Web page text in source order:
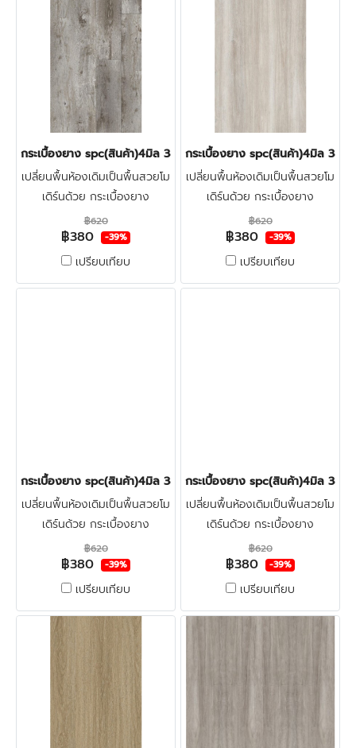
กระเบื้องยาง spc(สินค้า)4มิล 380บาท/ตร.ม. LT-COTTO LUDO
เปลี่ยนพื้นห้องเดิมเป็นพื้นสวยโม
เดิร์นด้วย กระเบื้องยาง
ลายไม้spc4มิล LT-COTTO ทำ
จากไวนิลผสมหิน แข็งแรงผิวหน้า
เคลือบชั้นกันรอย ทนน้ำกัน
฿620
฿380 -39%
เปรียบเทียบ
กระเบื้องยาง spc(สินค้า)4มิล 380
เปลี่ยนพื้นห้องเดิมเป็นพื้นสวยโม
เดิร์นด้วย กระเบื้องยาง
ลายไม้spc4มิล LT-COTTO ทำ
จากไวนิลผสมหิน แข็งแรงผิวหน้า
เคลือบชั้นกันรอย ทนน้ำกัน
฿620
฿380 -39%
เปรียบเทียบ
กระเบื้องยาง spc(สินค้า)4มิล 380บาท/ตร.ม LT-COTTO LACIA
เปลี่ยนพื้นห้องเดิมเป็นพื้นสวยโม
เดิร์นด้วย กระเบื้องยาง
ลายไม้spc4มิล LT-COTTO ทำ
จากไวนิลผสมหิน แข็งแรงผิวหน้า
เคลือบชั้นกันรอย ทนน้ำกัน
฿620
฿380 -39%
เปรียบเทียบ
กระเบื้องยาง spc(สินค้า)4มิล 380
เปลี่ยนพื้นห้องเดิมเป็นพื้นสวยโม
เดิร์นด้วย กระเบื้องยาง
ลายไม้spc4มิล LT-COTTO ทำ
จากไวนิลผสมหิน แข็งแรงผิวหน้า
เคลือบชั้นกันรอย ทนน้ำกัน
฿620
฿380 -39%
เปรียบเทียบ